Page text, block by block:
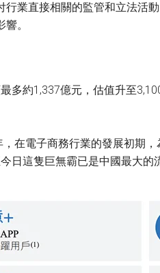
行業直接相關的監管和立法活
。
多約1,337億元，估值升至
在電子商務行業的發展初期
日這隻巨無霸已是中國最大的